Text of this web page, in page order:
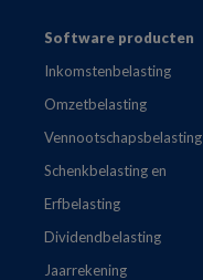
FooterSoftware producten
Inkomstenbelasting
Omzetbelasting
Vennootschapsbelasting
Schenkbelasting en
Erfbelasting
Dividendbelasting
Jaarrekening